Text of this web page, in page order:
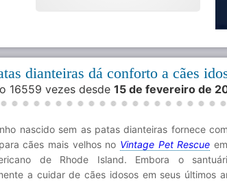
dianteiras dá conforto a cães
16559 vezes desde 15 de fevereiro de
nascido sem as patas dianteiras fornece
cães mais velhos no Vintage Pet Rescue
de Rhode Island. Embora o
a cuidar de cães idosos em seus últimos